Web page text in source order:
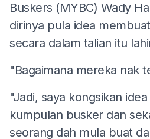
Buskers (MYBC) Wady
dirinya pula idea
secara dalam talian itu
"Bagaimana mereka nak
"Jadi, saya kongsikan
kumpulan busker dan
seorang dah mula buat